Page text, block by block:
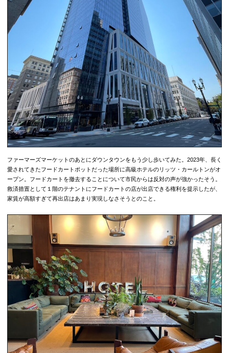
ファーマーズマーケットのあとにダウンタウンをもう少し歩いてみた。2023年、長く
愛されてきたフードカートポットだった場所に高級ホテルのリッツ・カールトンがオ
ープン。フードカートを撤去することについて市民からは反対の声が強かったそう。
救済措置として１階のテナントにフードカートの店が出店できる権利を提示したが、
家賃が高額すぎて再出店はあまり実現しなさそうとのこと。